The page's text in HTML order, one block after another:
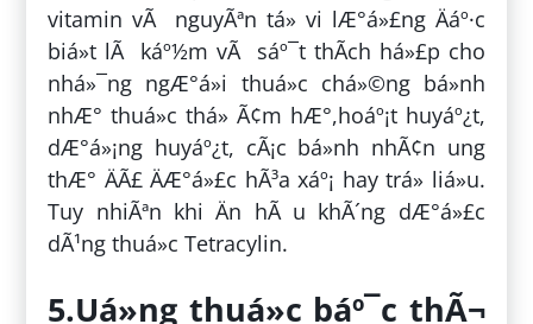
vitamin vÃ nguyÃªn tá» vi lÆ°á»£ng Äáº·c
biá»t lÃ káº½m vÃ sáº¯t thÃ­ch há»£p cho
nhá»¯ng ngÆ°á»i thuá»c chá»©ng bá»nh
nhÆ° thuá»c thá» Ã¢m hÆ°,hoáº¡t huyáº¿t,
dÆ°á»¡ng huyáº¿t, cÃ¡c bá»nh nhÃ¢n ung
thÆ° ÄÃ£ ÄÆ°á»£c hÃ³a xáº¡ hay trá» liá»u.
Tuy nhiÃªn khi Än hÃ u khÃ´ng dÆ°á»£c
dÃ¹ng thuá»c Tetracylin.
5.Uá»ng thuá»c báº¯c thÃ¬